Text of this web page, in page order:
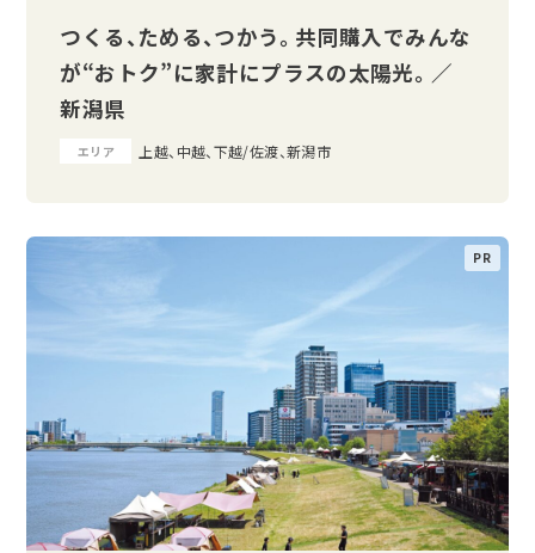
つくる、ためる、つかう。 共同購入でみんな
が“おトク”に家計にプラスの太陽光。 ／
新潟県
エリア 上越、中越、下越/佐渡、新潟市